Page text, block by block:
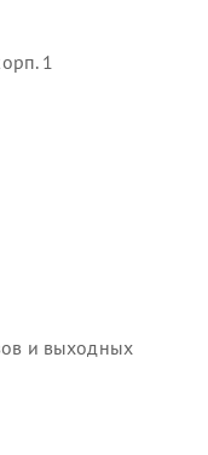
1
и выходных